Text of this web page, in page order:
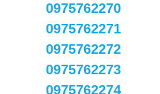
0975762270
0975762271
0975762272
0975762273
0975762274